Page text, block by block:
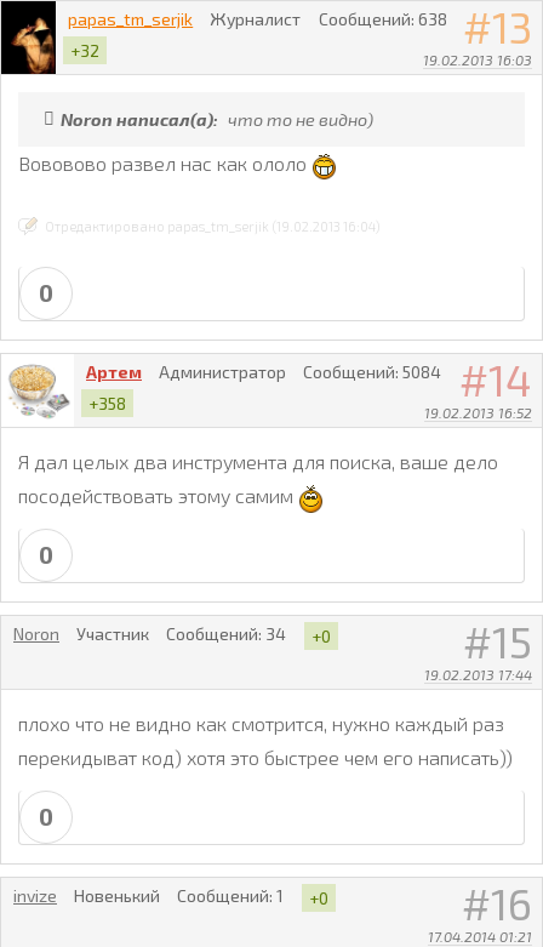
13
19.02.2013 16:03
papas_tm_serjik Журналист Сообщений: 638
+32
Noron написал(а): что то не видно)
Вововово развел нас как ололо
Отредактировано papas_tm_serjik (19.02.2013 16:04)
0
14
19.02.2013 16:52
Артем Администратор Сообщений: 5084
+358
Я дал целых два инструмента для поиска, ваше дело
посодействовать этому самим
0
15
19.02.2013 17:44
Noron Участник Сообщений: 34 +0
плохо что не видно как смотрится, нужно каждый раз
перекидыват код) хотя это быстрее чем его написать))
0
16
17.04.2014 01:21
invize Новенький Сообщений: 1 +0